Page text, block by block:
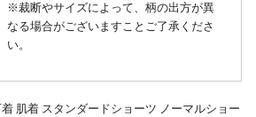
※裁断やサイズによって、柄の出方が異
なる場合がございますことご了承くださ
い。
肌着 スタンダードショーツ ノーマルショー